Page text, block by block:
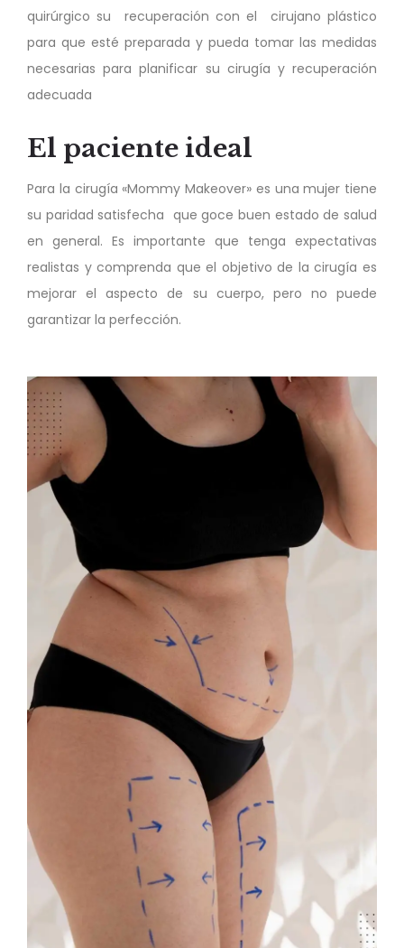
quirúrgico su recuperación con el cirujano plástico
para que esté preparada y pueda tomar las medidas
necesarias para planificar su cirugía y recuperación
adecuada
El paciente ideal
Para la cirugía «Mommy Makeover» es una mujer tiene
su paridad satisfecha que goce buen estado de salud
en general. Es importante que tenga expectativas
realistas y comprenda que el objetivo de la cirugía es
mejorar el aspecto de su cuerpo, pero no puede
garantizar la perfección.